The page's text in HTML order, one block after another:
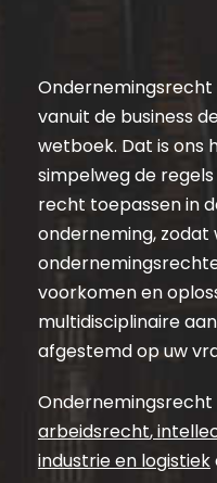
vanuit de business
wetboek. Dat is ons
simpelweg de
recht toepassen in
onderneming, zodat
voorkomen en
multidisciplinaire
afgestemd op uw
arbeidsrecht,
industrie en logistiek